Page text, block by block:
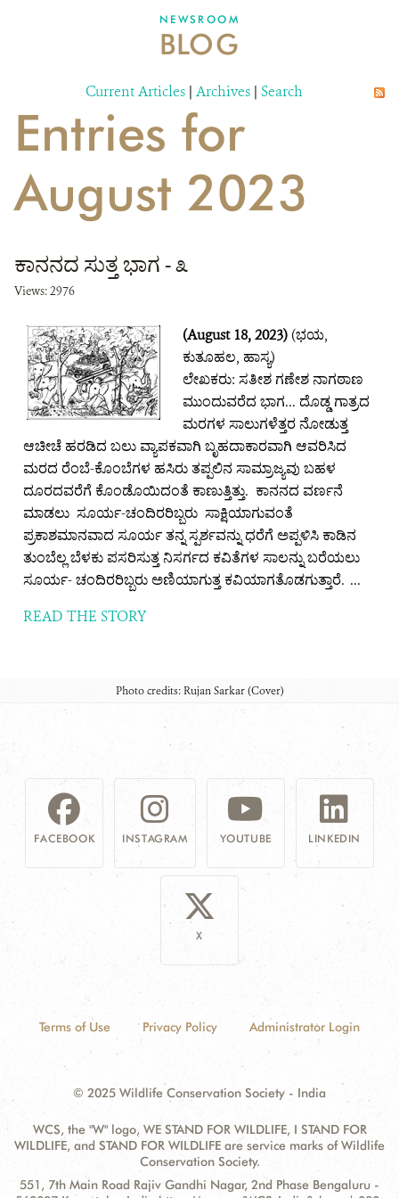
NEWSROOM
BLOG
Current Articles | Archives | Search
Entries for
August 2023
ಕಾನನದ ಸುತ್ತ ಭಾಗ - ೩
Views: 2976
(August 18, 2023) (ಭಯ,
ಕುತೂಹಲ, ಹಾಸ್ಯ)
ಲೇಖಕರು: ಸತೀಶ ಗಣೇಶ ನಾಗಠಾಣ
ಮುಂದುವರೆದ ಭಾಗ... ದೊಡ್ಡ ಗಾತ್ರದ
ಮರಗಳ ಸಾಲುಗಳೆತ್ತರ ನೋಡುತ್ತ
ಆಚೀಚೆ ಹರಡಿದ ಬಲು ವ್ಯಾಪಕವಾಗಿ ಬೃಹದಾಕಾರವಾಗಿ ಆವರಿಸಿದ
ಮರದ ರೆಂಬೆ-ಕೊಂಬೆಗಳ ಹಸಿರು ತಪ್ಪಲಿನ ಸಾಮ್ರಾಜ್ಯವು ಬಹಳ
ದೂರದವರೆಗೆ ಕೊಂಡೊಯಿದಂತೆ ಕಾಣುತ್ತಿತ್ತು. ಕಾನನದ ವರ್ಣನೆ
ಮಾಡಲು ಸೂರ್ಯ-ಚಂದಿರರಿಬ್ಬರು ಸಾಕ್ಷಿಯಾಗುವಂತೆ
ಪ್ರಕಾಶಮಾನವಾದ ಸೂರ್ಯ ತನ್ನ ಸ್ಪರ್ಶವನ್ನು ಧರೆಗೆ ಅಪ್ಪಳಿಸಿ ಕಾಡಿನ
ತುಂಬೆಲ್ಲ ಬೆಳಕು ಪಸರಿಸುತ್ತ ನಿಸರ್ಗದ ಕವಿತೆಗಳ ಸಾಲನ್ನು ಬರೆಯಲು
ಸೂರ್ಯ- ಚಂದಿರರಿಬ್ಬರು ಅಣಿಯಾಗುತ್ತ ಕವಿಯಾಗತೊಡಗುತ್ತಾರೆ. ...
READ THE STORY
Photo credits: Rujan Sarkar (Cover)
FACEBOOK INSTAGRAM YOUTUBE LINKEDIN
X
Terms of Use Privacy Policy Administrator Login
© 2025 Wildlife Conservation Society - India
WCS, the "W" logo, WE STAND FOR WILDLIFE, I STAND FOR
WILDLIFE, and STAND FOR WILDLIFE are service marks of Wildlife
Conservation Society.
Contact
Address:
551, 7th Main Road Rajiv Gandhi Nagar, 2nd Phase Bengaluru -